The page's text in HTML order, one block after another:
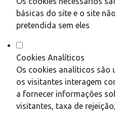
básicas do site e o site
pretendida sem eles
Cookies Analíticos
Os cookies analíticos são
os visitantes interagem
a fornecer informações
visitantes, taxa de